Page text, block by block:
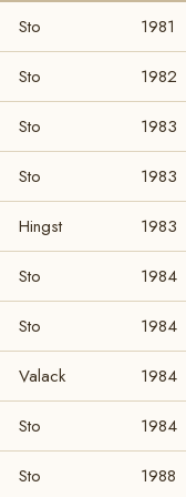
Sto 1981
Sto 1982
Sto 1983
Sto 1983
Hingst 1983
Sto 1984
Sto 1984
Valack 1984
Sto 1984
Sto 1988